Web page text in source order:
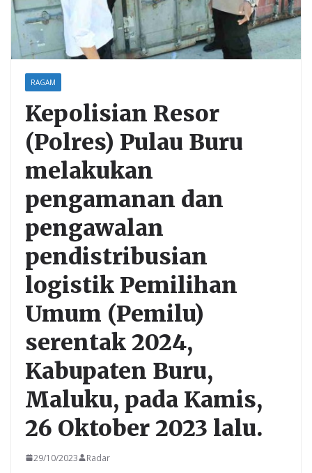
RAGAM
Kepolisian Resor
(Polres) Pulau Buru
melakukan
pengamanan dan
pengawalan
pendistribusian
logistik Pemilihan
Umum (Pemilu)
serentak 2024,
Kabupaten Buru,
Maluku, pada Kamis,
26 Oktober 2023 lalu.
29/10/2023 Radar